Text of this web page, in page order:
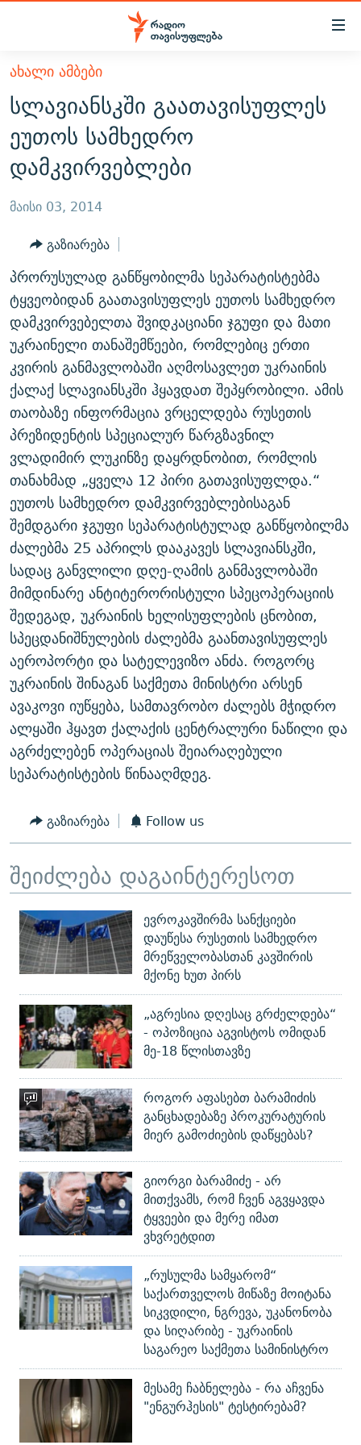
Accessibility
მთავარ
შინაარსზე
დაბრუნება
მთავარ
ნავიგაციაზე
დაბრუნება
ძიებაზე
ᲐᲮᲐᲚᲘ ᲐᲛᲑᲔᲑᲘ
ᲗᲔᲛᲔᲑᲘ
ᲞᲝᲚᲘᲢᲘᲙᲐ
ᲔᲙᲝᲜᲝᲛᲘᲙᲐ
ᲡᲐᲖᲝᲒᲐᲓᲝᲔᲑᲐ
ᲕᲘᲓᲔᲝ
ᲑᲚᲝᲒᲔᲑᲘ
ᲞᲝᲓᲙᲐᲡᲢᲔᲑᲘ
60 ᲓᲔᲪᲘᲑᲔᲚᲘ
ᲒᲐᲜᲙᲘᲗᲮᲕᲘᲡ ᲓᲦᲔ
ᲓᲘᲚᲘᲡ ᲡᲐᲣᲑᲠᲔᲑᲘ
ᲛᲝᲚᲐᲞᲐᲠᲐᲙᲔ ᲢᲔᲥᲡᲢᲔᲑᲘ
ᲨᲘᲜ - ᲣᲪᲮᲝᲔᲗᲨᲘ
ᲚᲘᲢᲔᲠᲐᲢᲣᲠᲣᲚᲘ ᲬᲐᲮᲜᲐᲒᲔᲑᲘ
ᲐᲛᲔᲠᲘᲙᲣᲚᲘ ᲛᲝᲗᲮᲠᲝᲑᲐ
ᲘᲛᲞᲔᲠᲘᲐ ᲓᲐ ᲠᲐᲓᲘᲝ
ᲤᲔᲜᲝᲕᲐᲜᲘ - 2.10
ᲗᲥᲕᲔᲜᲘ ᲞᲣᲑᲚᲘᲙᲐᲪᲘᲔᲑᲘ
ᲞᲠᲝᲔᲥᲢᲔᲑᲘ
ᲣᲙᲠᲐᲘᲜᲐᲨᲘ ᲓᲐᲦᲣᲞᲣᲚᲘ ᲥᲐᲠᲗᲕᲔᲚᲘ ᲛᲔᲑᲠᲫᲝᲚᲔᲑᲘ - 2022
ᲓᲐᲛᲝᲣᲙᲘᲓᲔᲑᲚᲝᲑᲘᲡ 100 ᲬᲔᲚᲘ
ᲩᲔᲛᲘ ᲡᲘᲙᲕᲓᲘᲚᲘᲡ ᲛᲘᲖᲔᲖᲘᲐ COVID-19
11 ᲬᲔᲚᲘ - 11 ᲐᲛᲑᲐᲕᲘ
ᲡᲐᲞᲐᲠᲚᲐᲛᲔᲜᲢᲝ ᲐᲠᲩᲔᲕᲜᲔᲑᲘᲡ ᲘᲡᲢᲝᲠᲘᲐ
ᲑᲐᲕᲨᲕᲔᲑᲘ ᲞᲠᲝᲡᲢᲘᲢᲣᲪᲘᲐᲨᲘ - ᲐᲛᲝᲣᲗᲥᲛᲔᲚᲘ ᲐᲛᲑᲐᲕᲘ
5 ᲐᲛᲑᲐᲕᲘ - 20 ᲘᲕᲜᲘᲡᲡ ᲓᲐᲨᲐᲕᲔᲑᲣᲚᲔᲑᲘ
ᲐᲒᲕᲘᲡᲢᲝᲡ ᲝᲛᲘ
ПРИВЕТ ᲙᲣᲚᲢᲣᲠᲐ
ЭХО КАВКАЗА
ᲒᲐᲛᲝᲘᲬᲔᲠᲔ
რთე/რთ-ის ყველა საიტი
ᲐᲮᲐᲚᲘ ᲐᲛᲑᲔᲑᲘ
სლავიანსკში გაათავისუფლეს
ეუთოს სამხედრო
დამკვირვებლები
მაისი 03, 2014
გაზიარება
პრორუსულად განწყობილმა სეპარატისტებმა
ტყვეობიდან გაათავისუფლეს ეუთოს სამხედრო
დამკვირვებელთა შვიდკაციანი ჯგუფი და მათი
უკრაინელი თანაშემწეები, რომლებიც ერთი
კვირის განმავლობაში აღმოსავლეთ უკრაინის
ქალაქ სლავიანსკში ჰყავდათ შეპყრობილი. ამის
თაობაზე ინფორმაცია ვრცელდება რუსეთის
პრეზიდენტის სპეციალურ წარგზავნილ
ვლადიმირ ლუკინზე დაყრდნობით, რომლის
თანახმად „ყველა 12 პირი გათავისუფლდა.“
ეუთოს სამხედრო დამკვირვებლებისაგან
შემდგარი ჯგუფი სეპარატისტულად განწყობილმა
ძალებმა 25 აპრილს დააკავეს სლავიანსკში,
სადაც განვლილი დღე-ღამის განმავლობაში
მიმდინარე ანტიტერორისტული სპეცოპერაციის
შედეგად, უკრაინის ხელისუფლების ცნობით,
სპეცდანიშნულების ძალებმა გაანთავისუფლეს
აეროპორტი და სატელევიზო ანძა. როგორც
უკრაინის შინაგან საქმეთა მინისტრი არსენ
ავაკოვი იუწყება, სამთავრობო ძალებს მჭიდრო
ალყაში ჰყავთ ქალაქის ცენტრალური ნაწილი და
აგრძელებენ ოპერაციას შეიარაღებული
სეპარატისტების წინააღმდეგ.
გაზიარება Follow us
შეიძლება დაგაინტერესოთ
ევროკავშირმა სანქციები
დაუწესა რუსეთის სამხედრო
მრეწველობასთან კავშირის
მქონე ხუთ პირს
„აგრესია დღესაც გრძელდება“
- ოპოზიცია აგვისტოს ომიდან
მე-18 წლისთავზე
როგორ აფასებთ ბარამიძის
განცხადებაზე პროკურატურის
მიერ გამოძიების დაწყებას?
გიორგი ბარამიძე - არ
მითქვამს, რომ ჩვენ აგვყავდა
ტყვეები და მერე იმათ
ვხვრეტდით
„რუსულმა სამყარომ“
საქართველოს მიწაზე მოიტანა
სიკვდილი, ნგრევა, უკანონობა
და სიღარიბე - უკრაინის
საგარეო საქმეთა სამინისტრო
მესამე ჩაბნელება - რა აჩვენა
"ენგურჰესის" ტესტირებამ?